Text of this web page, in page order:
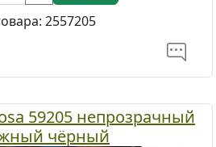
2557205
59205 непрозрачный
чёрный